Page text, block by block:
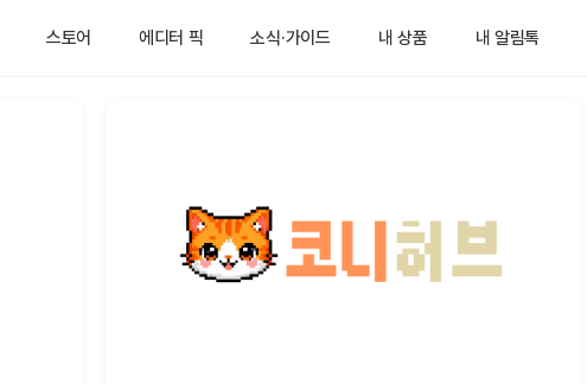
스토어 에디터 픽 소식·가이드 내 상품 내 알림톡